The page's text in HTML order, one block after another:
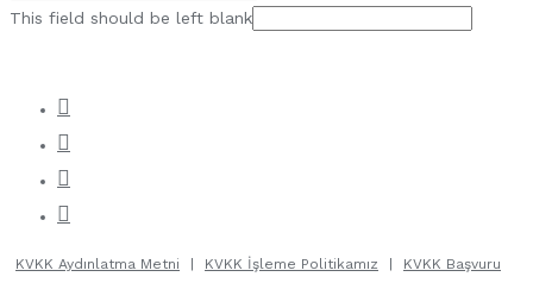
This field should be left blank
KVKK Aydınlatma Metni | KVKK İşleme Politikamız |
KVKK Başvuru